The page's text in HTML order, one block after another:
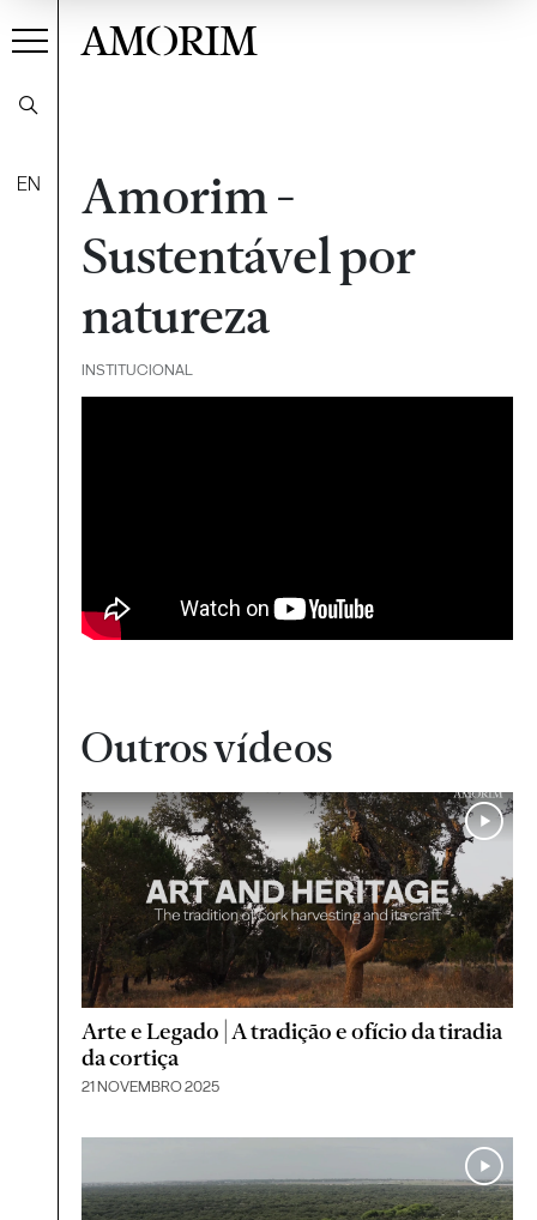
EN
AMORIM
Amorim -
Sustentável por
natureza
INSTITUCIONAL
Outros vídeos
Arte e Legado | A tradição e ofício da tiradia
da cortiça
21 NOVEMBRO 2025